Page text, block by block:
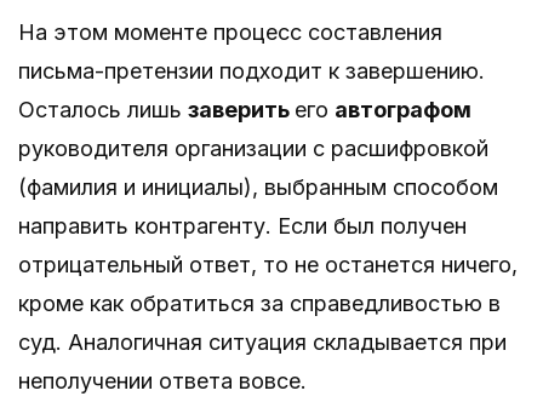
На этом моменте процесс составления
письма-претензии подходит к завершению.
Осталось лишь заверить его автографом
руководителя организации с расшифровкой
(фамилия и инициалы), выбранным способом
направить контрагенту. Если был получен
отрицательный ответ, то не останется ничего,
кроме как обратиться за справедливостью в
суд. Аналогичная ситуация складывается при
неполучении ответа вовсе.